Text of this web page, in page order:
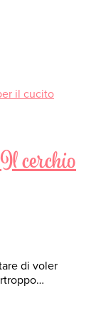
il cucito
cerchio
di voler